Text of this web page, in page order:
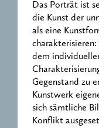
Das Porträt ist
die Kunst der
als eine
dem
Gegenstand zu
Kunstwerk
sich sämtliche
Konflikt